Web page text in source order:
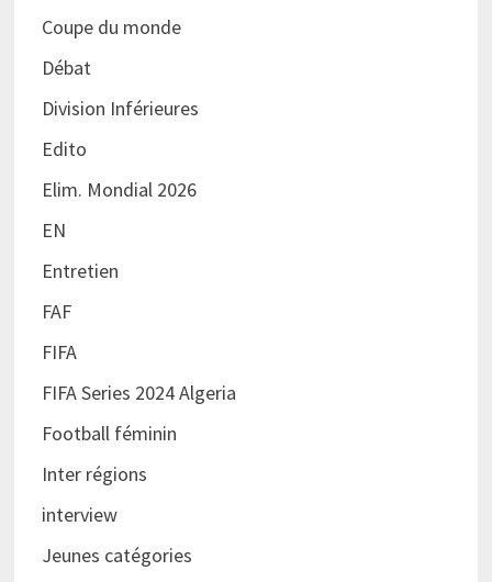
Coupe du monde
Débat
Division Inférieures
Edito
Elim. Mondial 2026
EN
Entretien
FAF
FIFA
FIFA Series 2024 Algeria
Football féminin
Inter régions
interview
Jeunes catégories